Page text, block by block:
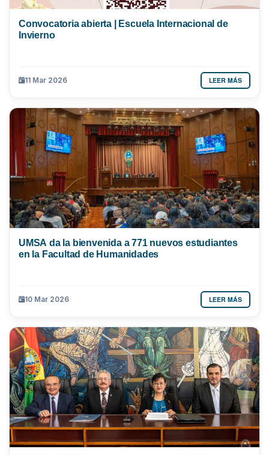
Convocatoria abierta | Escuela Internacional de
Invierno
11 Mar 2026 LEER MÁS
UMSA da la bienvenida a 771 nuevos estudiantes
en la Facultad de Humanidades
10 Mar 2026 LEER MÁS